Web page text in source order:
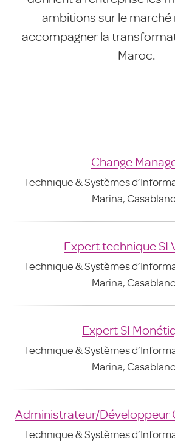
ambitions sur le marché
accompagner la
Maroc.
Change
Technique & Systèmes
Marina,
Expert technique SI
Technique & Systèmes
Marina,
Expert SI
Technique & Systèmes
Marina,
Administrateur/Développeur
Technique & Systèmes